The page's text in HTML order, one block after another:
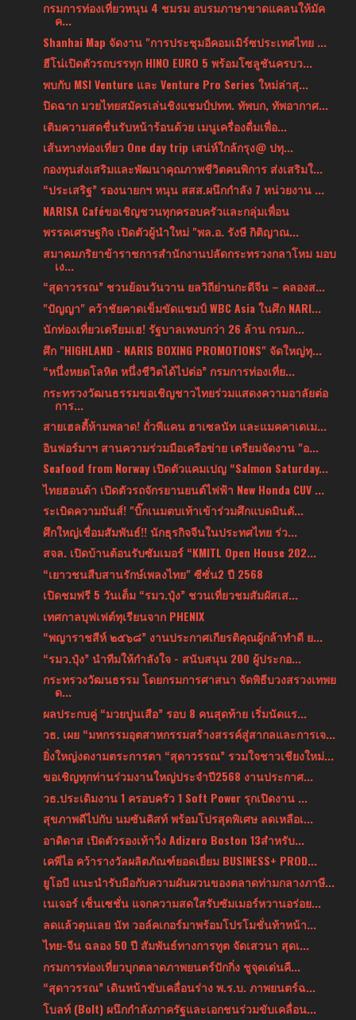
กรมการท่องเที่ยวหนุน 4 ชมรม อบรมภาษาขาดแคลนให้มัค
ค...
Shanhai Map จัดงาน "การประชุมอีคอมเมิร์ซประเทศไทย ...
ฮีโน่เปิดตัวรถบรรทุก HINO EURO 5 พร้อมโซลูชันครบว...
พบกับ MSI Venture และ Venture Pro Series ใหม่ล่าสุ...
ปิดฉาก มวยไทยสมัครเล่นชิงแชมป์ปทท. ทัพบก, ทัพอากาศ...
เติมความสดชื่นรับหน้าร้อนด้วย เมนูเครื่องดื่มเพื่อ...
เส้นทางท่องเที่ยว One day trip เสน่ห์ใกล้กรุง@ ปทุ...
กองทุนส่งเสริมและพัฒนาคุณภาพชีวิตคนพิการ ส่งเสริมใ...
“ประเสริฐ” รองนายกฯ หนุน สสส.ผนึกกำลัง 7 หน่วยงาน ...
NARISA Caféขอเชิญชวนทุกครอบครัวและกลุ่มเพื่อน
พรรคเศรษฐกิจ เปิดตัวผู้นำใหม่ "พล.อ. รังษี กิติญาณ...
สมาคมภริยาข้าราชการสำนักงานปลัดกระทรวงกลาโหม มอบ
เง...
“สุดาวรรณ” ชวนย้อนวันวาน ยลวิถีย่านกะดีจีน – คลองส...
"ปัญญา" คว้าชัยคาดเข็มขัดแชมป์ WBC Asia ในศึก NARI...
นักท่องเที่ยวเตรียมเฮ! รัฐบาลเทงบกว่า 26 ล้าน กรมก...
ศึก "HIGHLAND - NARIS BOXING PROMOTIONS" จัดใหญ่ทุ...
“หนึ่งหยดโลหิต หนึ่งชีวิตได้ไปต่อ” กรมการท่องเที่ย...
กระทรวงวัฒนธรรมขอเชิญชาวไทยร่วมแสดงความอาลัยต่อ
การ...
สายเฮลตี้ห้ามพลาด! ถั่วพีแคน ฮาเซลนัท และแมคคาเดเม...
อินฟอร์มาฯ สานความร่วมมือเครือข่าย เตรียมจัดงาน "อ...
Seafood from Norway เปิดตัวแคมเปญ “Salmon Saturday...
ไทยฮอนด้า เปิดตัวรถจักรยานยนต์ไฟฟ้า New Honda CUV ...
ระเบิดความมันส์! "บิ๊กเนมตบเท้าเข้าร่วมศึกแบดมินตั...
ศึกใหญ่เชื่อมสัมพันธ์!! นักธุรกิจจีนในประทศไทย ร่ว...
สจล. เปิดบ้านต้อนรับซัมเมอร์ “KMITL Open House 202...
“เยาวชนสืบสานรักษ์เพลงไทย" ซีซั่น2 ปี 2568
เปิดชมฟรี 5 วันเต็ม “รมว.ปุ๋ง” ชวนเที่ยวชมสัมผัสเส...
เทศกาลบุฟเฟต์ทุเรียนจาก PHENIX
“พญาราชสีห์ ๒๕๖๘” งานประกาศเกียรติคุณผู้กล้าทำดี ย...
“รมว.ปุ๋ง” นำทีมให้กำลังใจ - สนับสนุน 200 ผู้ประกอ...
กระทรวงวัฒนธรรม โดยกรมการศาสนา จัดพิธีบวงสรวงเทพย
ด...
ผลประกบคู่ “มวยปูนเสือ” รอบ 8 คนสุดท้าย เริ่มนัดแร...
วธ. เผย “มหกรรมอุตสาหกรรมสร้างสรรค์สู่สากลและการเจ...
ยิ่งใหญ่งดงามตระการตา “สุดาวรรณ” รวมใจชาวเชียงใหม่...
ขอเชิญทุกท่านร่วมงานใหญ่ประจำปี2568 งานประกาศ...
วธ.ประเดิมงาน 1 ครอบครัว 1 Soft Power รุกเปิดงาน ...
สุขภาพดีไปกับ นมซันคิสท์ พร้อมโปรสุดพิเศษ ลดเหลือเ...
อาดิดาส เปิดตัวรองเท้าวิ่ง Adizero Boston 13สำหรับ...
เคพีไอ คว้ารางวัลผลิตภัณฑ์ยอดเยี่ยม BUSINESS+ PROD...
ยูโอบี แนะนำรับมือกับความผันผวนของตลาดท่ามกลางภาษี...
เนเจอร์ เซ็นเซชั่น แจกความสดใสรับซัมเมอร์หวานอร่อย...
ลดแล้วตุนเลย นัท วอล์คเกอร์มาพร้อมโปรโมชั่นท้าหน้า...
ไทย-จีน ฉลอง 50 ปี สัมพันธ์ทางการทูต จัดเสวนา สุดเ...
กรมการท่องเที่ยวบุกตลาดภาพยนตร์ปักกิ่ง ชูจุดเด่นคื...
“สุดาวรรณ” เดินหน้าขับเคลื่อนร่าง พ.ร.บ. ภาพยนตร์ฉ...
โบลท์ (Bolt) ผนึกกำลังภาครัฐและเอกชนร่วมขับเคลื่อน...